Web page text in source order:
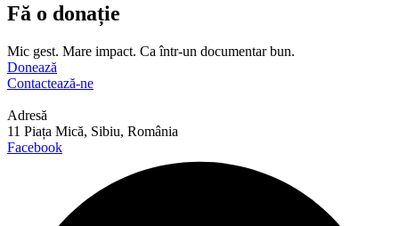
Fă o donație
Mic gest. Mare impact. Ca într-un documentar bun.
Donează
Contactează-ne
Adresă
11 Piața Mică, Sibiu, România
Facebook